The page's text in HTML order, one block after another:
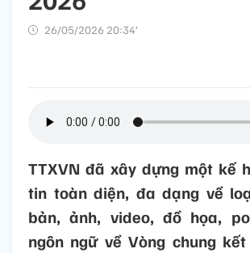
26/05/2026 20:34’
TTXVN đã xây dựng một kế
tin toàn diện, đa dạng về
bản, ảnh, video, đồ họa,
ngôn ngữ về Vòng chung kết